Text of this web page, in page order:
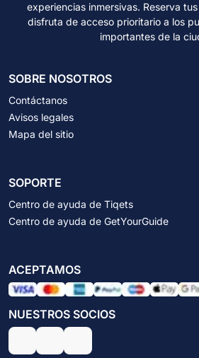
experiencias inmersivas. Reserva
disfruta de acceso prioritario a los
importantes de la
SOBRE NOSOTROS
Contáctanos
Avisos legales
Mapa del sitio
SOPORTE
Centro de ayuda de Tiqets
Centro de ayuda de GetYourGuide
ACEPTAMOS
NUESTROS SOCIOS